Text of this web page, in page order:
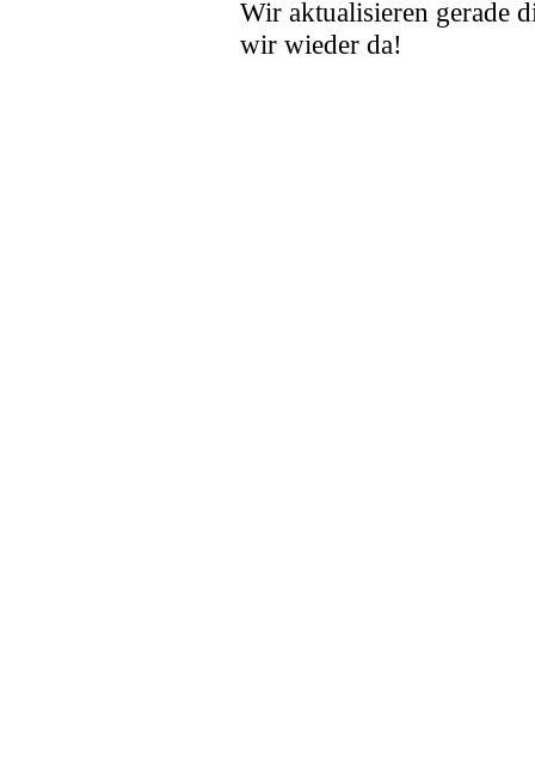
Wir aktualisieren gerade
wir wieder da!